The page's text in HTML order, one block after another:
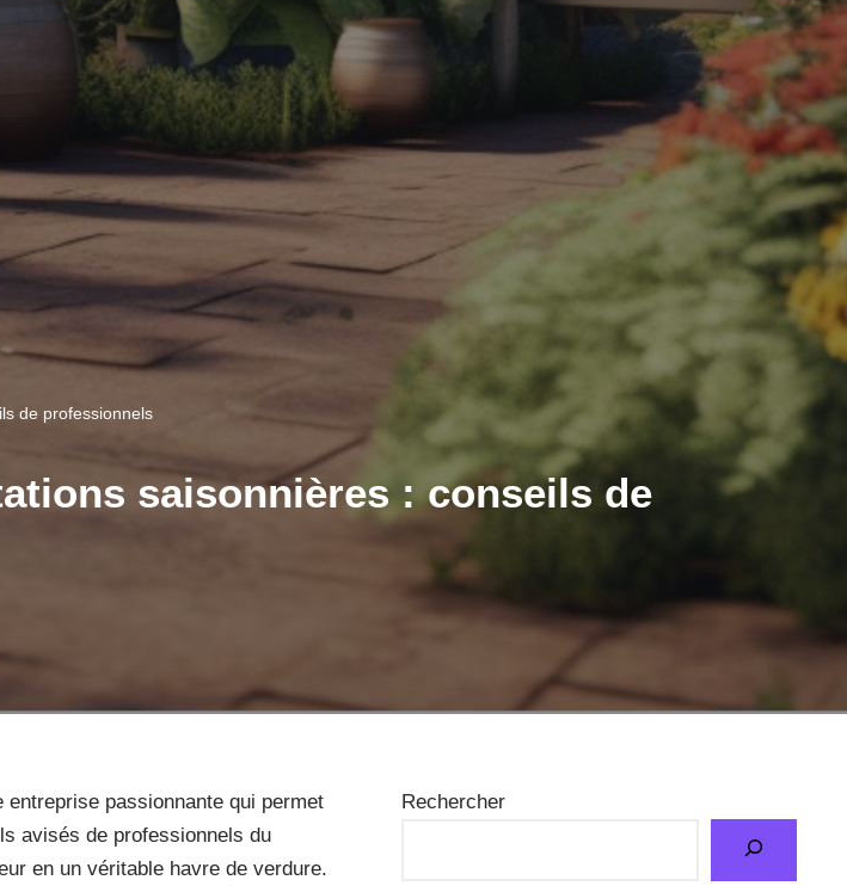
de professionnels
saisonnières : conseils de
entreprise passionnante qui permet
avisés de professionnels du
en un véritable havre de verdure.
Rechercher